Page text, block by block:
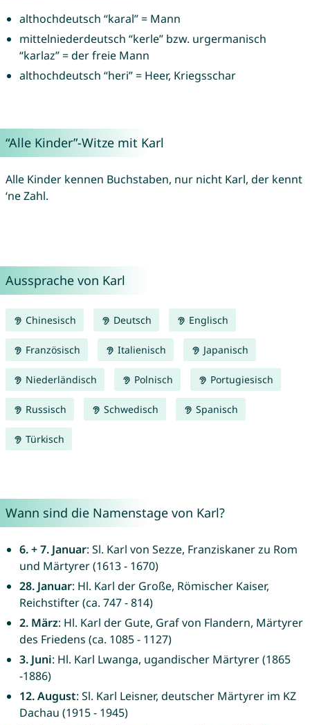
althochdeutsch “karal” = Mann
mittelniederdeutsch “kerle” bzw. urgermanisch
“karlaz” = der freie Mann
althochdeutsch “heri” = Heer, Kriegsschar
“Alle Kinder”-Witze mit Karl
Alle Kinder kennen Buchstaben, nur nicht Karl, der kennt
‘ne Zahl.
Aussprache von Karl
Chinesisch Deutsch Englisch
Französisch Italienisch Japanisch
Niederländisch Polnisch Portugiesisch
Russisch Schwedisch Spanisch
Türkisch
Wann sind die Namenstage von Karl?
6. + 7. Januar: Sl. Karl von Sezze, Franziskaner zu Rom
und Märtyrer (1613 - 1670)
28. Januar: Hl. Karl der Große, Römischer Kaiser,
Reichstifter (ca. 747 - 814)
2. März: Hl. Karl der Gute, Graf von Flandern, Märtyrer
des Friedens (ca. 1085 - 1127)
3. Juni: Hl. Karl Lwanga, ugandischer Märtyrer (1865
-1886)
12. August: Sl. Karl Leisner, deutscher Märtyrer im KZ
Dachau (1915 - 1945)